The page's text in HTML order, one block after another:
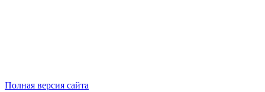
Полная версия сайта